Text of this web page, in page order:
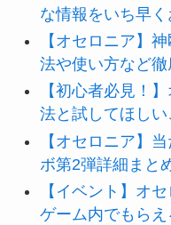
な情報をいち早く
【オセロニア】
法や使い方など徹
【初心者必見！
法と試してほし
【オセロニア】
ボ第2弾詳細まと
【イベント】オ
ゲーム内でもらえ